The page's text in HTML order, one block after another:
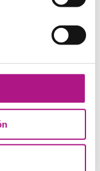
del
en común:
diversas. Las
con
y
técnicos,